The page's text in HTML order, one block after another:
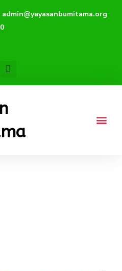
admin@yayasanbumitama.org